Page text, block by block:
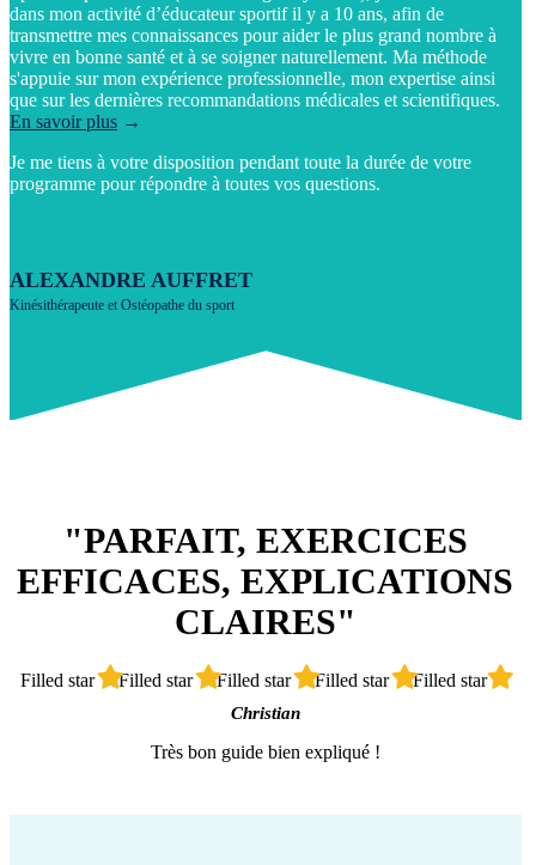
dans mon activité d’éducateur sportif il y a 10 ans, afin de
transmettre mes connaissances pour aider le plus grand nombre à
vivre en bonne santé et à se soigner naturellement. Ma méthode
s'appuie sur mon expérience professionnelle, mon expertise ainsi
que sur les dernières recommandations médicales et scientifiques.
En savoir plus →
Je me tiens à votre disposition pendant toute la durée de votre
programme pour répondre à toutes vos questions.
ALEXANDRE AUFFRET
Kinésithérapeute et Ostéopathe du sport
"PARFAIT, EXERCICES
EFFICACES, EXPLICATIONS
CLAIRES"
Filled star Filled star Filled star Filled star Filled star
Christian
Très bon guide bien expliqué !